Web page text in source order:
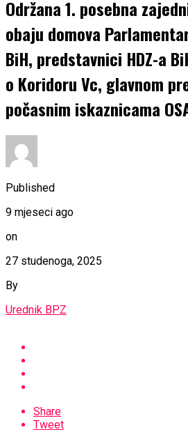
Održana 1. posebna
obaju domova
BiH, predstavnici HDZ-a
o Koridoru Vc, glavnom
počasnim iskaznicama
Published
9 mjeseci ago
on
27 studenoga, 2025
By
Urednik BPZ
Share
Tweet